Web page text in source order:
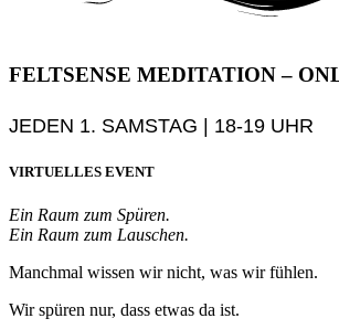
FELTSENSE MEDITATION –
JEDEN 1. SAMSTAG | 18-19 UHR
VIRTUELLES EVENT
Ein Raum zum Spüren.
Ein Raum zum Lauschen.
Manchmal wissen wir nicht, was wir fühlen.
Wir spüren nur, dass etwas da ist.